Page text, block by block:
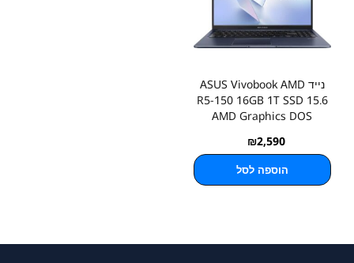
נייד ASUS Vivobook AMD
R5-150 16GB 1T SSD 15.6
AMD Graphics DOS
₪2,590
הוספה לסל